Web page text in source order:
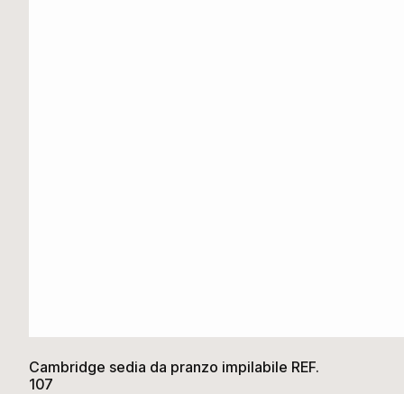
Cambridge sedia da pranzo impilabile REF.
107